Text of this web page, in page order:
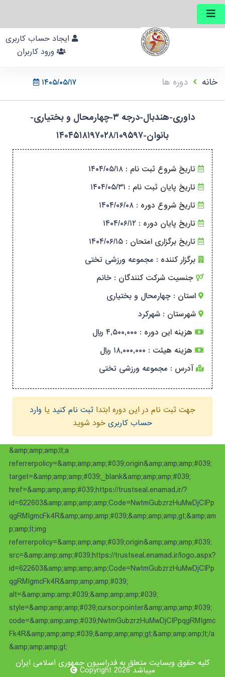
۱۴۰۵/۰۵/۱۷ خانه دوره ها
داوری-هندبال-درجه ۳-چهارمحال و بختیاری-
بانوان-۱۴۰۴۵۱۸۱۹۷۰۲۸/۱۰۹۵۹۷
تاریخ شروع ثبت نام : ۱۴۰۴/۰۵/۱۸
تاریخ پایان ثبت نام : ۱۴۰۴/۰۵/۳۱
تاریخ شروع دوره : ۱۴۰۴/۰۶/۰۸
تاریخ پایان دوره : ۱۴۰۴/۰۶/۱۲
تاریخ برگزاری امتحان : ۱۴۰۴/۰۶/۱۵
برگزار کننده : مجموعه ورزشی تختی
جنسیت شرکت کنندگان : خانم
استان : چهارمحال و بختیاری
شهرستان : شهرکرد
هزینه این دوره : ۴,۵۰۰,۰۰۰ ریال
هزینه هیئت : ۱۸,۰۰۰,۰۰۰ ریال
آدرس : مجموعه ورزشی تختی
جهت ثبت نام در این دوره ابتدا ثبت نام کنید یا وارد
حساب کاربری خود شوید
&amp;amp;amp;lt;a
referrerpolicy=&amp;amp;amp;#039;origin&amp;amp;amp;#039;
target=&amp;amp;amp;#039;_blank&amp;amp;amp;#039;
href=&amp;amp;amp;#039;https://trustseal.enamad.ir/?
id=622603&amp;amp;amp;amp;Code=NwtmGubzrzHuMwDjCIPp
qgRMIgmcFk4R&amp;amp;amp;#039;&amp;amp;amp;gt;&amp;am
p;amp;lt;img
referrerpolicy=&amp;amp;amp;#039;origin&amp;amp;amp;#039;
src=&amp;amp;amp;#039;https://trustseal.enamad.ir/logo.aspx?
id=622603&amp;amp;amp;amp;Code=NwtmGubzrzHuMwDjCIPp
qgRMIgmcFk4R&amp;amp;amp;#039;
alt=&amp;amp;amp;#039;&amp;amp;amp;#039;
style=&amp;amp;amp;#039;cursor:pointer&amp;amp;amp;#039;
code=&amp;amp;amp;#039;NwtmGubzrzHuMwDjCIPpqgRMIgmc
Fk4R&amp;amp;amp;#039;&amp;amp;amp;gt;&amp;amp;amp;lt;/a
&amp;amp;amp;gt;
کلیه حقوق وبسایت متعلق به فدراسیون جمهوری اسلامی ایران
میباشد Copyright 2026